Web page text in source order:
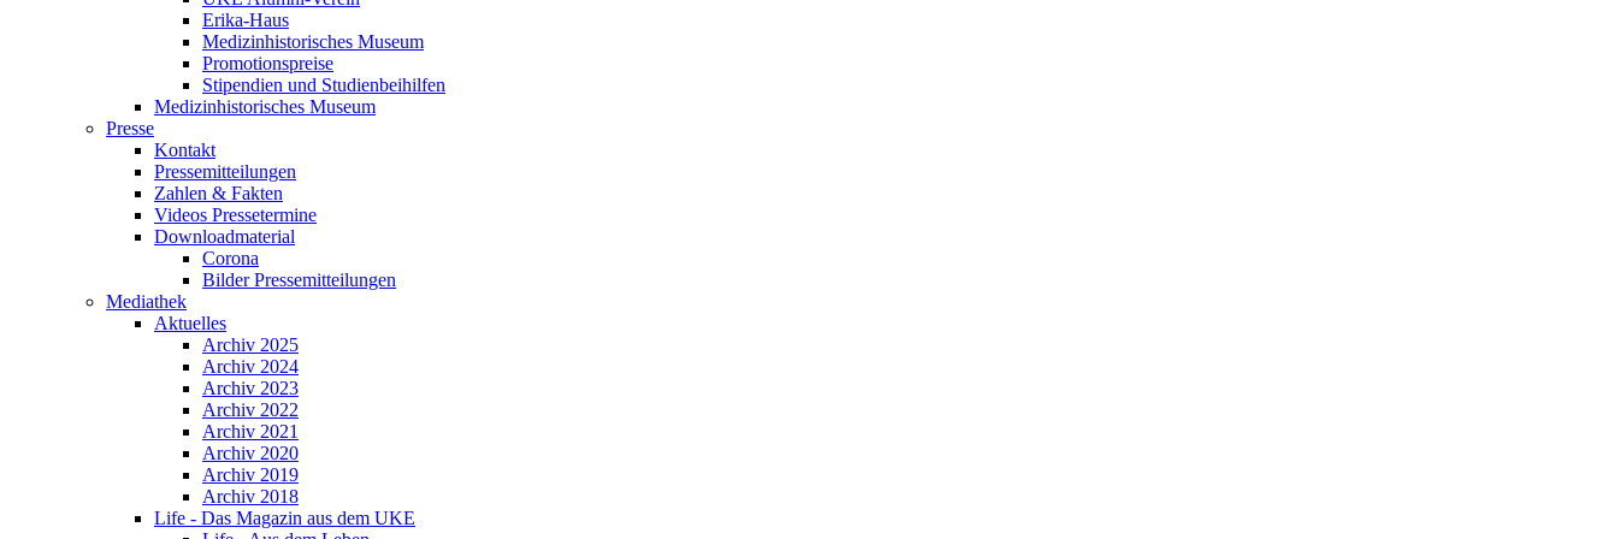
Erika-Haus
Medizinhistorisches Museum
Promotionspreise
Stipendien und Studienbeihilfen
Medizinhistorisches Museum
Presse
Kontakt
Pressemitteilungen
Zahlen & Fakten
Videos Pressetermine
Downloadmaterial
Corona
Bilder Pressemitteilungen
Mediathek
Aktuelles
Archiv 2025
Archiv 2024
Archiv 2023
Archiv 2022
Archiv 2021
Archiv 2020
Archiv 2019
Archiv 2018
Life - Das Magazin aus dem UKE